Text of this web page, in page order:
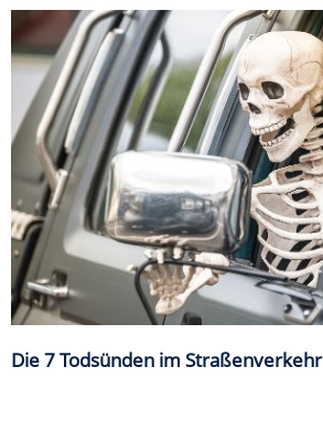
Die 7 Todsünden im Straßenverkehr